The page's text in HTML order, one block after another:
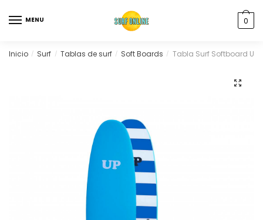
MENU 0
Inicio / Surf / Tablas de surf / Soft Boards / Tabla Surf Softboard Up
🔍